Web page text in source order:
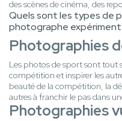
des scènes de cinéma, des
Quels sont les types de
photographe
Photographies
Les photos de sport sont tout
compétition et inspirer les
beauté de la compétition, la
autres à franchir le pas dans
Photographies